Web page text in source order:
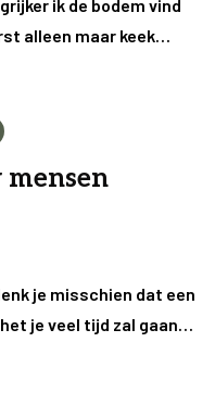
ik de bodem vind
alleen maar keek…
je misschien dat een
je veel tijd zal gaan…